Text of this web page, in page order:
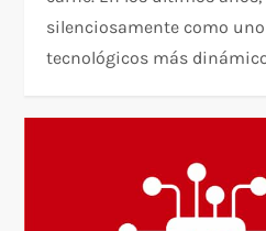
silenciosamente como
tecnológicos más